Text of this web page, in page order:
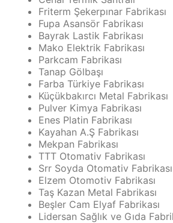
Friterm Şekerpınar Fabrikası
Fupa Asansör Fabrikası
Bayrak Lastik Fabrikası
Mako Elektrik Fabrikası
Parkcam Fabrikası
Tanap Gölbaşı
Farba Türkiye Fabrikası
Küçükbakırcı Metal Fabrikası
Pulver Kimya Fabrikası
Enes Platin Fabrikası
Kayahan A.Ş Fabrikası
Mekpan Fabrikası
TTT Otomativ Fabrikası
Srr Soyda Otomativ Fabrikası
Elzem Otomotiv Fabrikası
Taş Kazan Metal Fabrikası
Beşler Cam Elyaf Fabrikası
Lidersan Sağlık ve Gıda